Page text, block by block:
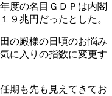
度の名目ＧＤＰは内閣
９兆円だったとした。
の殿様の日頃のお悩み
に入りの指数に変更す
期も先も見えてきてお